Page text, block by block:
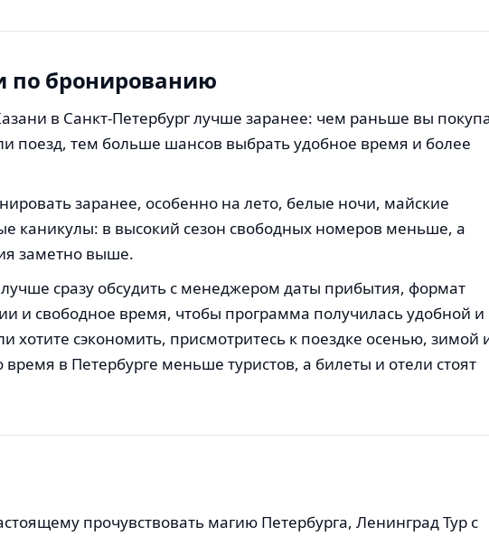
по бронированию
в Санкт-Петербург лучше заранее: чем раньше вы
поезд, тем больше шансов выбрать удобное время и более
заранее, особенно на лето, белые ночи, майские
каникулы: в высокий сезон свободных номеров меньше, а
заметно выше.
сразу обсудить с менеджером даты прибытия, формат
и свободное время, чтобы программа получилась удобной и
хотите сэкономить, присмотритесь к поездке осенью, зимой
время в Петербурге меньше туристов, а билеты и отели стоят
прочувствовать магию Петербурга, Ленинград Тур с